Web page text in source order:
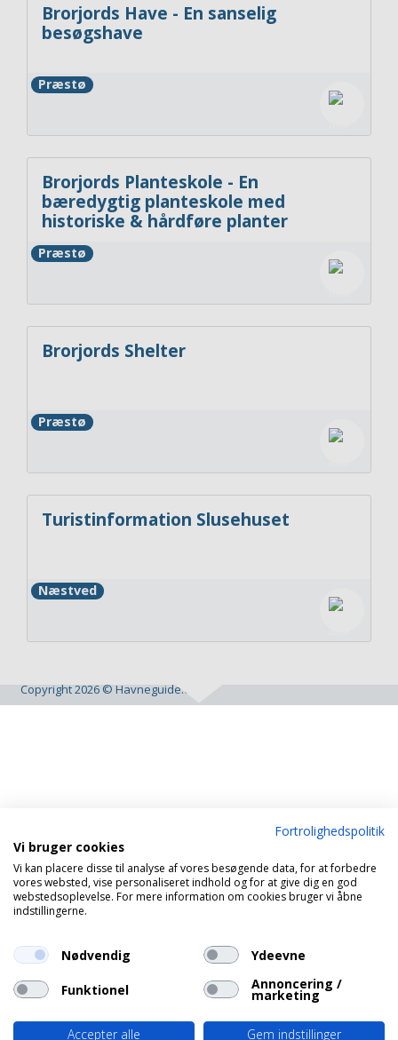
Brorjords Have - En sanselig
besøgshave
Præstø
Brorjords Planteskole - En
bæredygtig planteskole med
historiske & hårdføre planter
Præstø
Brorjords Shelter
Præstø
Turistinformation Slusehuset
Næstved
Copyright 2026 © Havneguide.dk
Fortrolighedspolitik
Vi bruger cookies
Vi kan placere disse til analyse af vores besøgende data, for at forbedre
vores websted, vise personaliseret indhold og for at give dig en god
webstedsoplevelse. For mere information om cookies bruger vi åbne
indstillingerne.
Nødvendig Ydeevne
Funktionel Annoncering /
marketing
Accepter alle Gem indstillinger